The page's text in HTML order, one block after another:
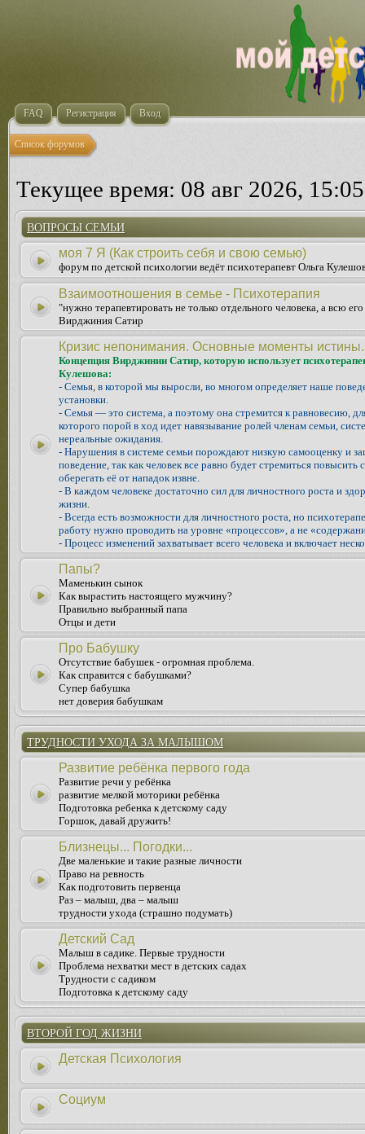
FAQ Регистрация Вход
Список форумов
Текущее время: 08 авг 2026, 15:05
ВОПРОСЫ СЕМЬИ
моя 7 Я (Как строить себя и свою семью)
форум по детской психологии ведёт психотерапевт Ольга
Взаимоотношения в семье - Психотерапия
"нужно терапевтировать не только отдельного человека, а всю
Вирджиния Сатир
Кризис непонимания. Основные моменты истины.
Концепция Вирджинии Сатир, которую использует
Кулешова:
- Семья, в которой мы выросли, во многом определяет наше
установки.
- Семья — это система, а поэтому она стремится к равновесию,
которого порой в ход идет навязывание ролей членам семьи,
нереальные ожидания.
- Нарушения в системе семьи порождают низкую самооценку и
поведение, так как человек все равно будет стремиться повысить
оберегать её от нападок извне.
- В каждом человеке достаточно сил для личностного роста и
жизни.
- Всегда есть возможности для личностного роста, но
работу нужно проводить на уровне «процессов», а не
- Процесс изменений захватывает всего человека и включает
Папы?
Маменькин сынок
Как вырастить настоящего мужчину?
Правильно выбранный папа
Отцы и дети
Про Бабушку
Отсутствие бабушек - огромная проблема.
Как справится с бабушками?
Супер бабушка
нет доверия бабушкам
ТРУДНОСТИ УХОДА ЗА МАЛЫШОМ
Развитие ребёнка первого года
Развитие речи у ребёнка
развитие мелкой моторики ребёнка
Подготовка ребенка к детскому саду
Горшок, давай дружить!
Близнецы... Погодки...
Две маленькие и такие разные личности
Право на ревность
Как подготовить первенца
Раз – малыш, два – малыш
трудности ухода (страшно подумать)
Детский Сад
Малыш в садике. Первые трудности
Проблема нехватки мест в детских садах
Трудности с садиком
Подготовка к детскому саду
ВТОРОЙ ГОД ЖИЗНИ
Детская Психология
Социум